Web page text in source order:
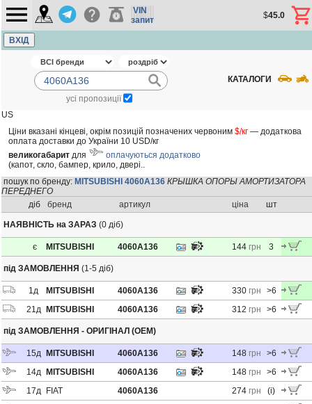
VIN
запит
$45.0
ВХІД
усі пропозиції
КАТАЛОГИ
US
Ціни вказані кінцеві, окрім позицій позначених червоним $/кг — додаткова
оплата доставки до України 10 USD/кг
великогабарит для
оплачуються додатково
(капот, скло, бампер, крило, двері..
пошук по бренду: MITSUBISHI 4060A136 КРЫШКА ОПОРЫ АМОРТИЗАТОРА
ПЕРЕДНЕГО
діб
бренд артикул ціна шт
НАЯВНІСТЬ на ЗАРАЗ (0 діб)
є MITSUBISHI 4060A136 144 грн 3
під ЗАМОВЛЕННЯ (1-5 діб)
1д MITSUBISHI 4060A136 330 грн
>6
21д MITSUBISHI 4060A136 312 грн >6
під ЗАМОВЛЕННЯ - ОРИГІНАЛ (OEM)
15д MITSUBISHI 4060A136 148 грн
>6
14д MITSUBISHI 4060A136 148 грн
>6
17д FIAT 4060A136 274 грн
(i)